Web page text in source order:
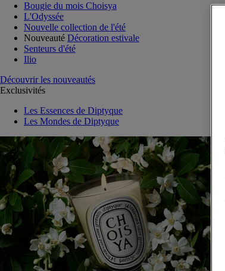
Bougie du mois Choisya
L'Odyssée
Nouvelle collection de l'été
Nouveauté Décoration estivale
Senteurs d'été
Ilio
Découvrir les nouveautés
Exclusivités
Les Essences de Diptyque
Les Mondes de Diptyque